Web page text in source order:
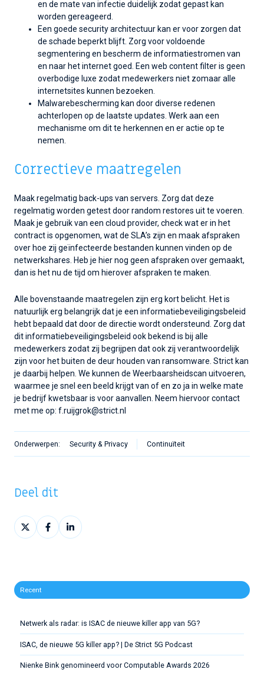
en de mate van infectie duidelijk zodat gepast kan
worden gereageerd.
Een goede security architectuur kan er voor zorgen dat
de schade beperkt blijft. Zorg voor voldoende
segmentering en bescherm de informatiestromen van
en naar het internet goed. Een web content filter is geen
overbodige luxe zodat medewerkers niet zomaar alle
internetsites kunnen bezoeken.
Malwarebescherming kan door diverse redenen
achterlopen op de laatste updates. Werk aan een
mechanisme om dit te herkennen en er actie op te
nemen.
Correctieve maatregelen
Maak regelmatig back-ups van servers. Zorg dat deze
regelmatig worden getest door random restores uit te voeren.
Maak je gebruik van een cloud provider, check wat er in het
contract is opgenomen, wat de SLA’s zijn en maak afspraken
over hoe zij geïnfecteerde bestanden kunnen vinden op de
netwerkshares. Heb je hier nog geen afspraken over gemaakt,
dan is het nu de tijd om hierover afspraken te maken.
Alle bovenstaande maatregelen zijn erg kort belicht. Het is
natuurlijk erg belangrijk dat je een informatiebeveiligingsbeleid
hebt bepaald dat door de directie wordt ondersteund. Zorg dat
dit informatiebeveiligingsbeleid ook bekend is bij alle
medewerkers zodat zij begrijpen dat ook zij verantwoordelijk
zijn voor het buiten de deur houden van ransomware. Strict kan
je daarbij helpen. We kunnen de Weerbaarsheidscan uitvoeren,
waarmee je snel een beeld krijgt van of en zo ja in welke mate
je bedrijf kwetsbaar is voor aanvallen. Neem hiervoor contact
met me op: f.ruijgrok@strict.nl
Onderwerpen: Security & Privacy Continuïteit
Deel dit
Deel
op
Deel
op
Deel
op
Recent
Netwerk als radar: is ISAC de nieuwe killer app van 5G?
ISAC, de nieuwe 5G killer app? | De Strict 5G Podcast
Nienke Bink genomineerd voor Computable Awards 2026